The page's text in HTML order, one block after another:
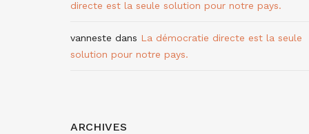
directe est la seule solution pour notre pays.
vanneste dans La démocratie directe est la seule
solution pour notre pays.
ARCHIVES